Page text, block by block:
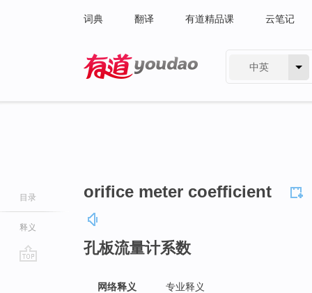
词典 翻译 有道精品课 云笔记
中英
目录
释义
orifice meter coefficient
孔板流量计系数
网络释义 专业释义